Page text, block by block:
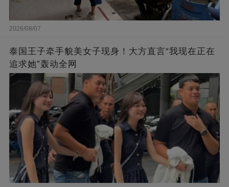
2026/08/07
泰国王子牵手貌美女子现身！大方直言“我现在正在
追求她”轰动全网